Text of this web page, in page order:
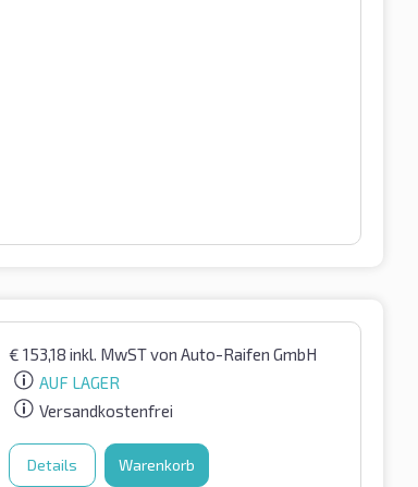
€ 153,18 inkl. MwSTvon Auto-Raifen GmbH
AUF LAGER
Versandkostenfrei
Details Warenkorb